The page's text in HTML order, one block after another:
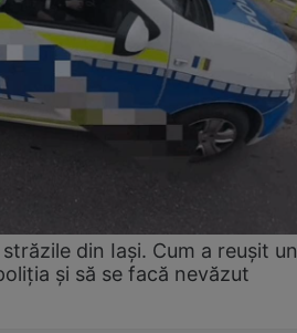
din Iași. Cum a reușit un
și să se facă nevăzut